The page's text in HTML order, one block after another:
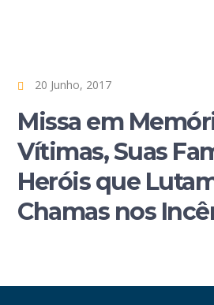
20 Junho, 2017
Missa em
Vítimas, Suas
Heróis que
Chamas nos